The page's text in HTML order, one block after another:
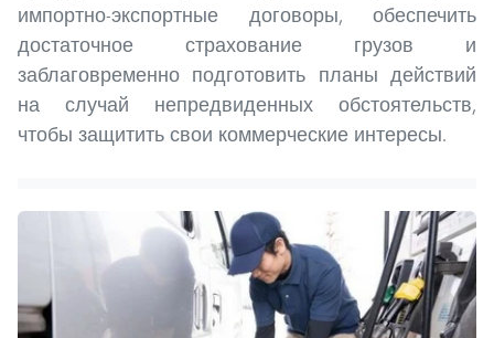
импортно-экспортные договоры, обеспечить
достаточное страхование грузов и
заблаговременно подготовить планы действий
на случай непредвиденных обстоятельств,
чтобы защитить свои коммерческие интересы.